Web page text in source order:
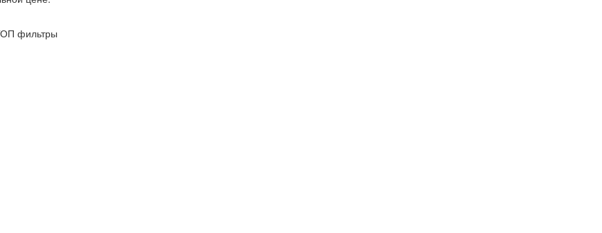
фильтры